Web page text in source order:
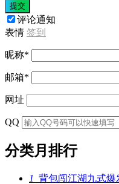
提交
评论通知
表情 签到
昵称*
邮箱*
网址
QQ
分类月排行
1 背包闯江湖九式